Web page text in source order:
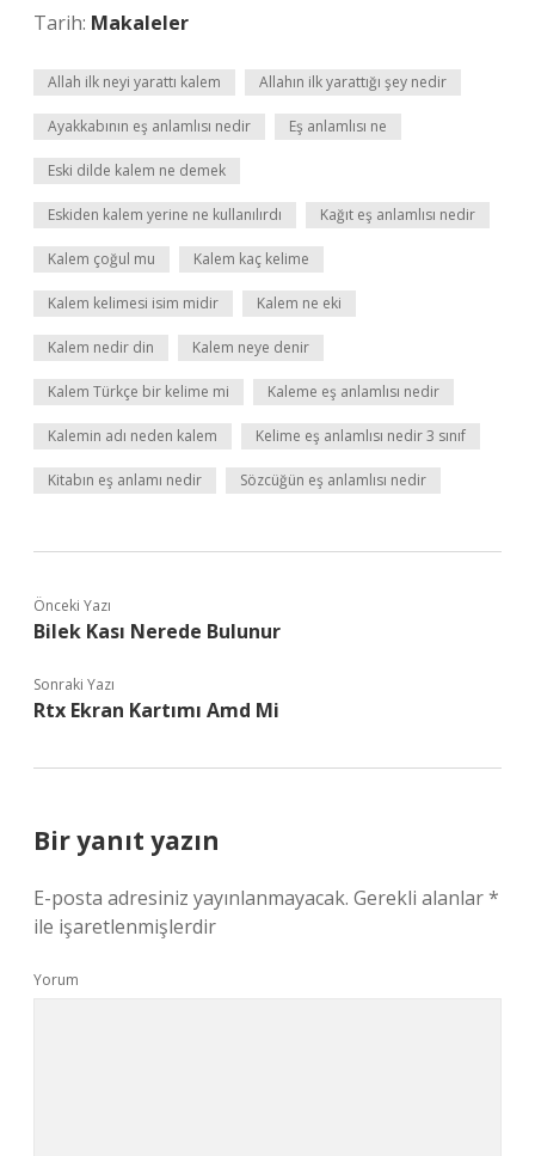
Tarih: Makaleler
Allah ilk neyi yarattı kalem Allahın ilk yarattığı şey nedir
Ayakkabının eş anlamlısı nedir Eş anlamlısı ne
Eski dilde kalem ne demek
Eskiden kalem yerine ne kullanılırdı Kağıt eş anlamlısı nedir
Kalem çoğul mu Kalem kaç kelime
Kalem kelimesi isim midir Kalem ne eki
Kalem nedir din Kalem neye denir
Kalem Türkçe bir kelime mi Kaleme eş anlamlısı nedir
Kalemin adı neden kalem Kelime eş anlamlısı nedir 3 sınıf
Kitabın eş anlamı nedir Sözcüğün eş anlamlısı nedir
Önceki Yazı
Bilek Kası Nerede Bulunur
Sonraki Yazı
Rtx Ekran Kartımı Amd Mi
Bir yanıt yazın
E-posta adresiniz yayınlanmayacak. Gerekli alanlar*
ile işaretlenmişlerdir
Yorum